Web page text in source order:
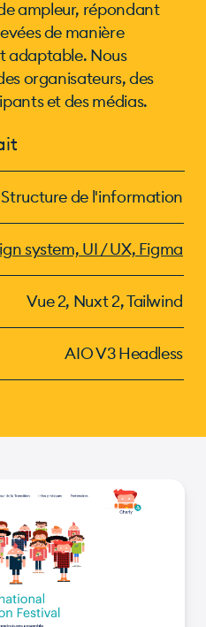
ampleur, répondant
de manière
adaptable. Nous
organisateurs, des
et des médias.
Structure de l'information
system, UI / UX, Figma
Vue 2, Nuxt 2, Tailwind
AIO V3 Headless